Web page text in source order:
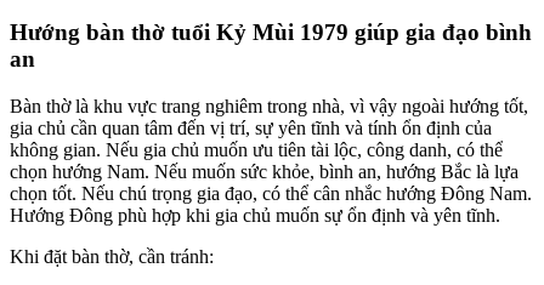
Hướng bàn thờ tuổi Kỷ Mùi 1979 giúp gia đạo bình
an
Bàn thờ là khu vực trang nghiêm trong nhà, vì vậy ngoài hướng tốt,
gia chủ cần quan tâm đến vị trí, sự yên tĩnh và tính ổn định của
không gian. Nếu gia chủ muốn ưu tiên tài lộc, công danh, có thể
chọn hướng Nam. Nếu muốn sức khỏe, bình an, hướng Bắc là lựa
chọn tốt. Nếu chú trọng gia đạo, có thể cân nhắc hướng Đông Nam.
Hướng Đông phù hợp khi gia chủ muốn sự ổn định và yên tĩnh.
Khi đặt bàn thờ, cần tránh: